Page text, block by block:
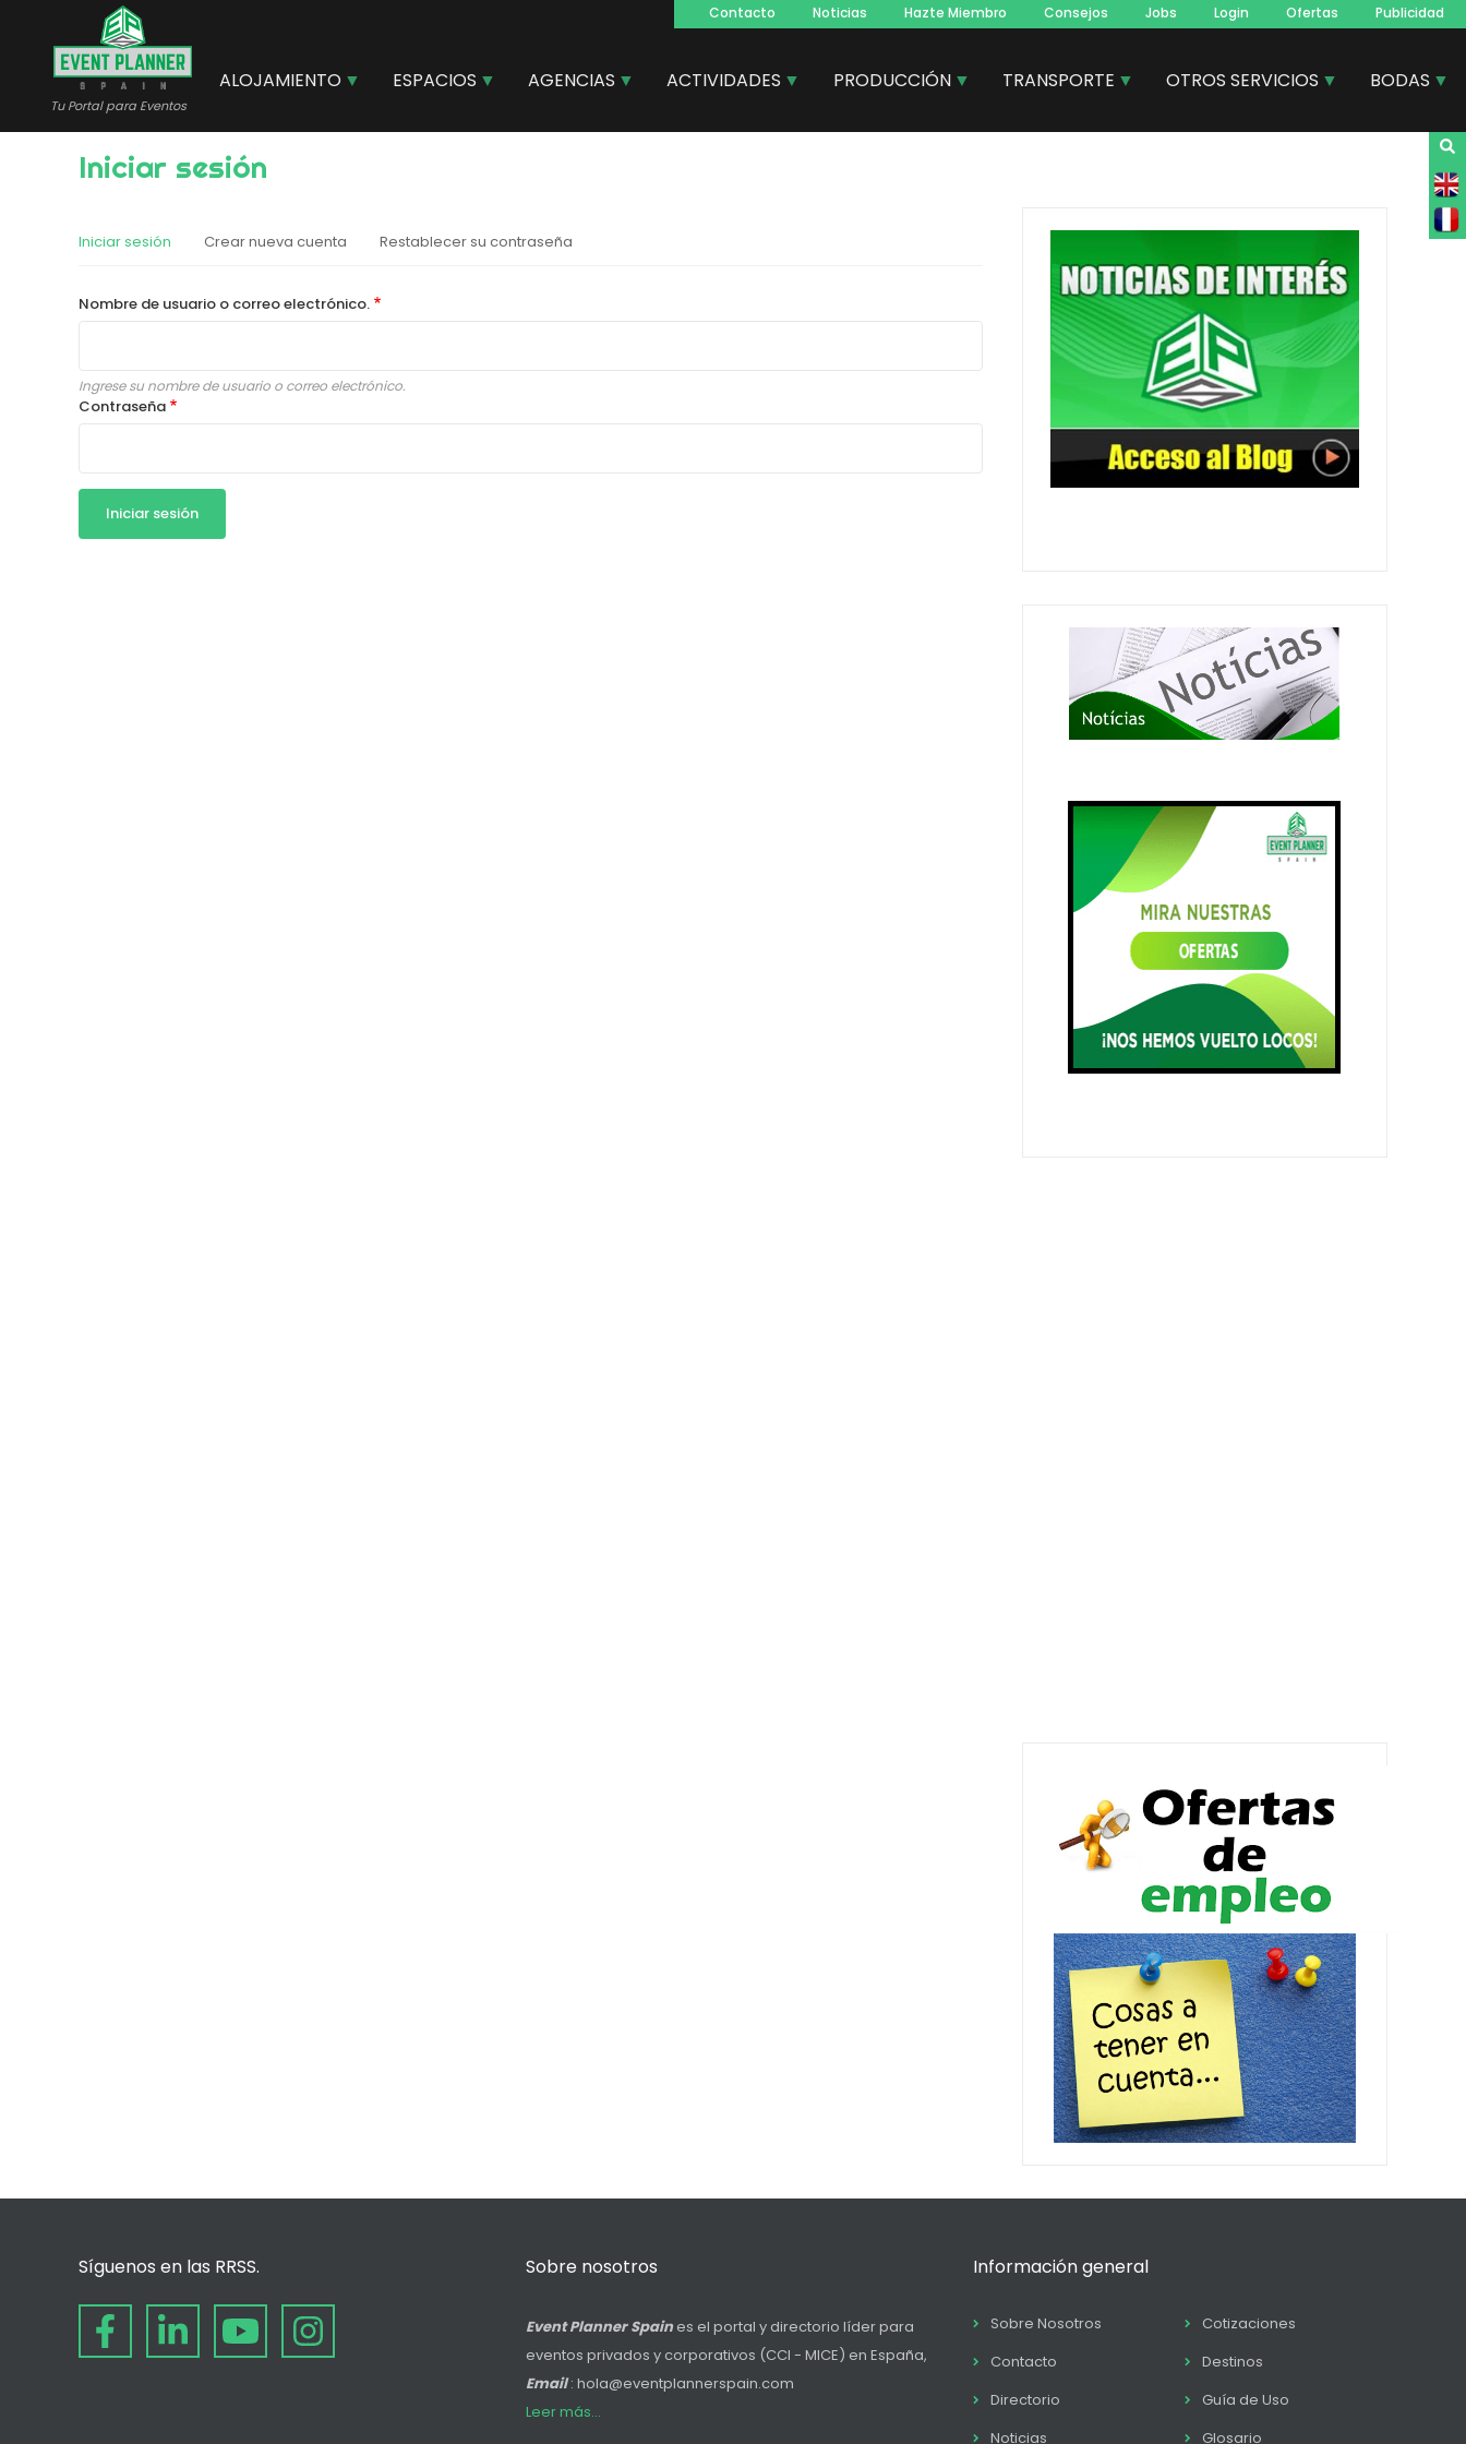
contenido
principal
Tu Portal para Eventos
Navegacion
principal
Contacto Noticias Hazte Miembro Consejos Jobs Login Ofertas Publicidad
ALOJAMIENTO ESPACIOS AGENCIAS ACTIVIDADES PRODUCCIÓN TRANSPORTE OTROS SERVICIOS BODAS
Iniciar sesión
Iniciar sesión Crear nueva cuenta Restablecer su contraseña
Nombre de usuario o correo electrónico.
Ingrese su nombre de usuario o correo electrónico.
Contraseña
Síguenos en las RRSS. Sobre nosotros
Event Planner Spaines el portal y directorio líder para
eventos privados y corporativos (CCI - MICE) en España,
Email: hola@eventplannerspain.com
Leer más...
Información general
Sobre Nosotros
Cotizaciones
Contacto
Destinos
Directorio
Guía de Uso
Noticias
Glosario